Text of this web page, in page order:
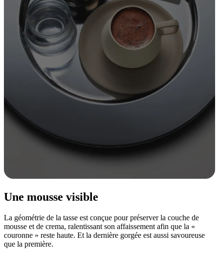
Une mousse visible
La géométrie de la tasse est conçue pour préserver la couche de
mousse et de crema, ralentissant son affaissement afin que la «
couronne » reste haute. Et la dernière gorgée est aussi savoureuse
que la première.